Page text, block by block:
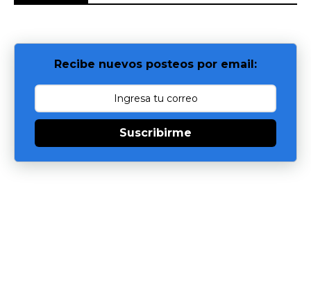
Recibe nuevos posteos por email:
Suscribirme